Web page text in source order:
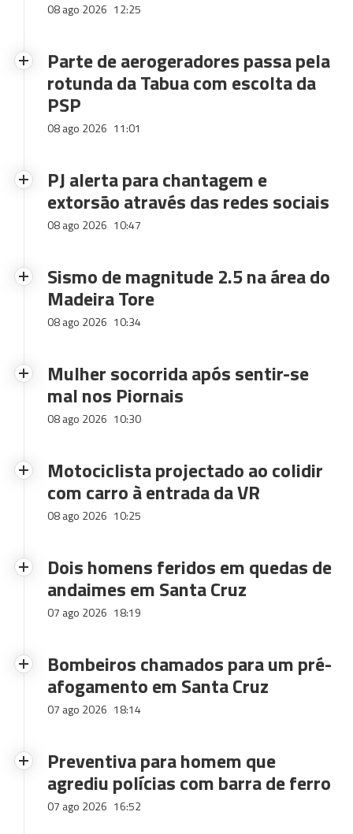
08 ago 2026 12:25
Parte de aerogeradores passa pela
rotunda da Tabua com escolta da
PSP
08 ago 2026 11:01
PJ alerta para chantagem e
extorsão através das redes sociais
08 ago 2026 10:47
Sismo de magnitude 2.5 na área do
Madeira Tore
08 ago 2026 10:34
Mulher socorrida após sentir-se
mal nos Piornais
08 ago 2026 10:30
Motociclista projectado ao colidir
com carro à entrada da VR
08 ago 2026 10:25
Dois homens feridos em quedas de
andaimes em Santa Cruz
07 ago 2026 18:19
Bombeiros chamados para um pré-
afogamento em Santa Cruz
07 ago 2026 18:14
Preventiva para homem que
agrediu polícias com barra de ferro
07 ago 2026 16:52